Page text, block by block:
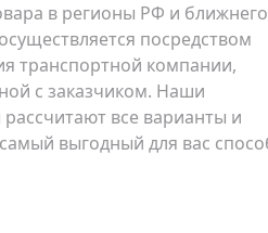
в регионы РФ и ближнего
посредством
транспортной компании,
с заказчиком. Наши
все варианты и
выгодный для вас